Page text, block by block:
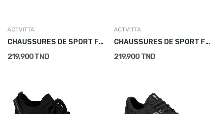
ACTVITTA
CHAUSSURES DE SPORT FEMME BLANC
219,900 TND
ACTVITTA
CHAUSSURES DE SPORT FEMME BLEU MARINE
219,900 TND